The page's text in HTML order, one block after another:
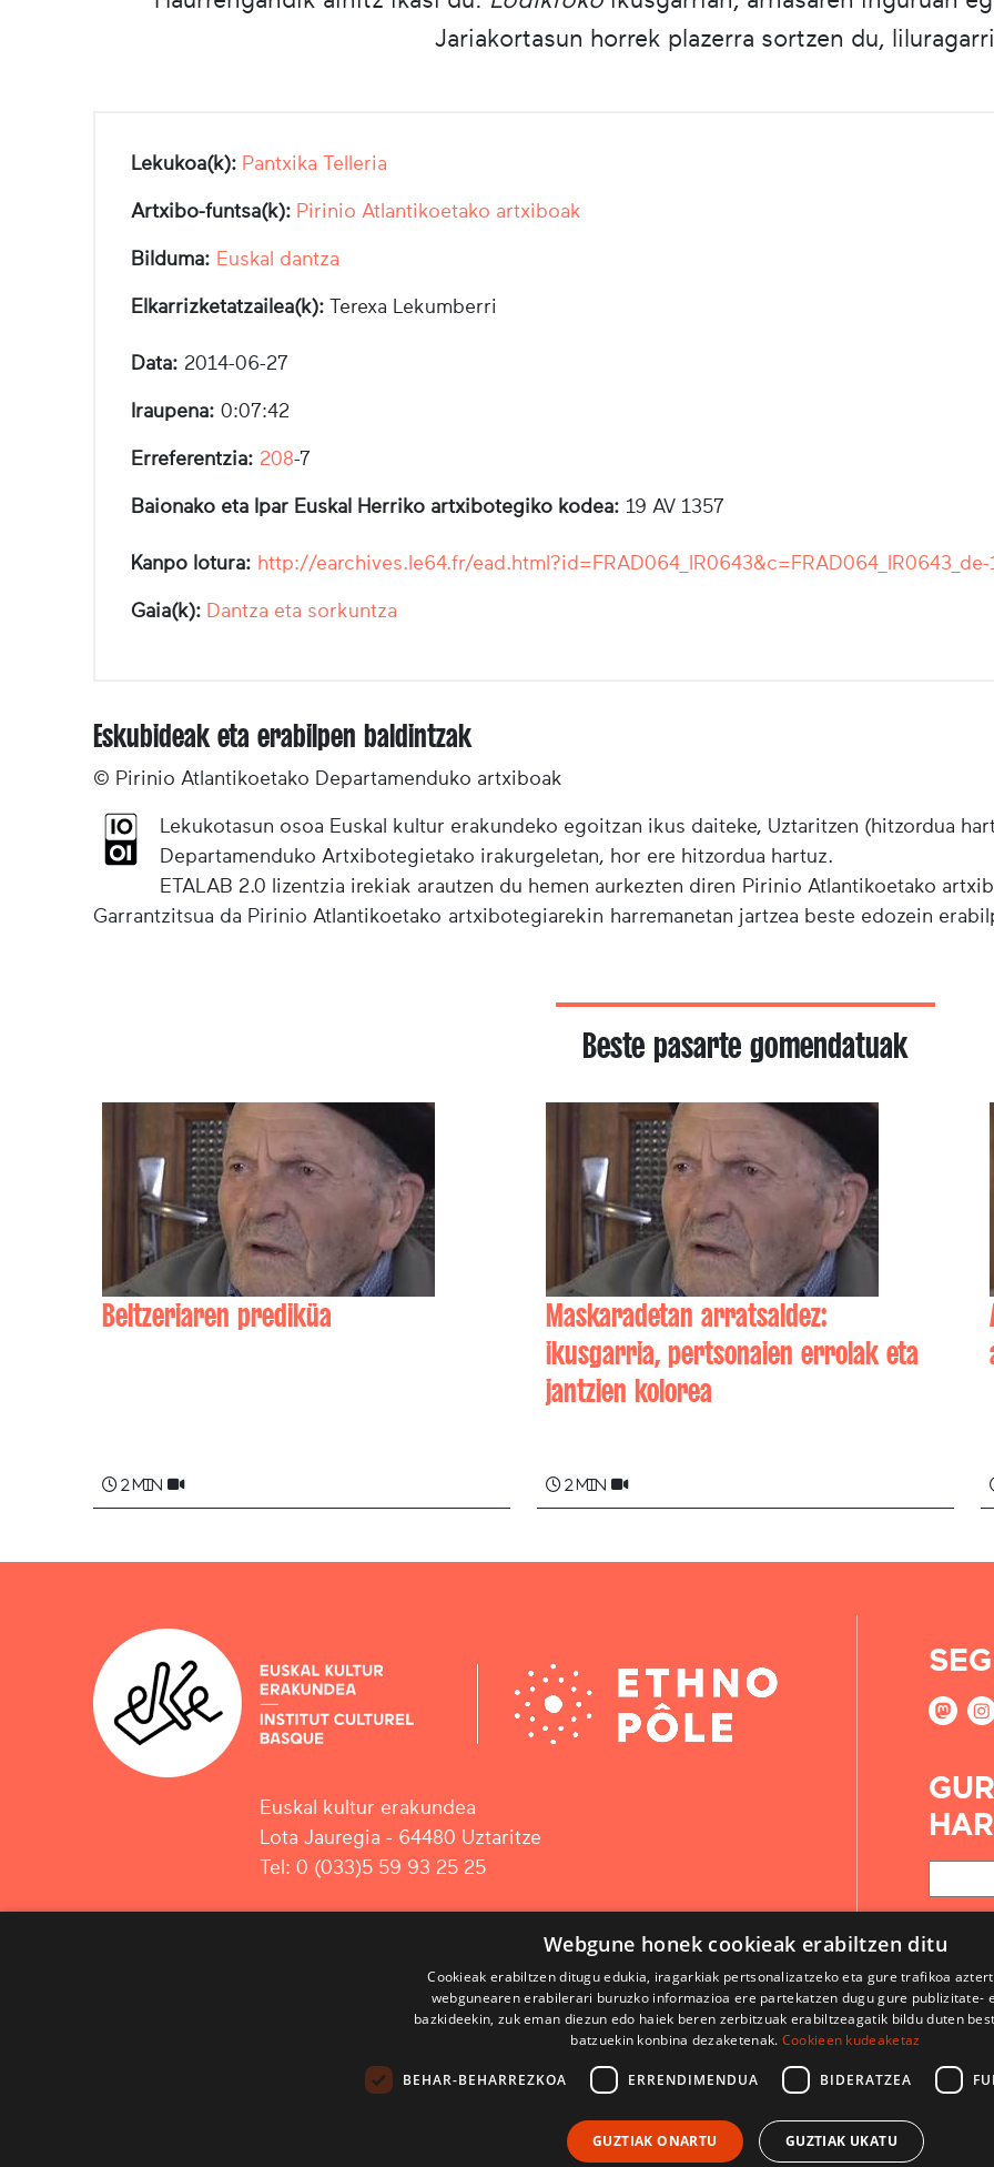
Jariakortasun horrek plazerra sortzen du,
Lekukoa(k): Pantxika Telleria
Artxibo-funtsa(k): Pirinio Atlantikoetako artxiboak
Bilduma: Euskal dantza
Elkarrizketatzailea(k): Terexa Lekumberri
Data: 2014-06-27
Iraupena: 0:07:42
Erreferentzia: 208-7
Baionako eta Ipar Euskal Herriko artxibotegiko kodea: 19 AV 1357
Kanpo lotura: http://earchives.le64.fr/ead.html?id=FRAD064_IR0643&c=FRAD064_IR0643_de-
Gaia(k): Dantza eta sorkuntza
Eskubideak eta erabilpen baldintzak
© Pirinio Atlantikoetako Departamenduko artxiboak
Lekukotasun osoa Euskal kultur erakundeko egoitzan ikus daiteke, Uztaritzen (hitzordua
Departamenduko Artxibotegietako irakurgeletan, hor ere hitzordua hartuz.
ETALAB 2.0 lizentzia irekiak arautzen du hemen aurkezten diren Pirinio Atlantikoetako
Garrantzitsua da Pirinio Atlantikoetako artxibotegiarekin harremanetan jartzea beste edozein
Beste pasarte gomendatuak
Beltzeriaren prediküa
2 min
Maskaradetan arratsaldez:
ikusgarria, pertsonaien errolak eta
jantzien kolorea
2 min
Euskal kultur erakundea
Lota Jauregia - 64480 Uztaritze
Tel: 0 (033)5 59 93 25 25
KONTAKTUA
ERABILPEN BALDINTZAK
Webgune honek cookieak erabiltzen ditu
Cookieak erabiltzen ditugu edukia, iragarkiak pertsonalizatzeko eta gure trafikoa
webgunearen erabilerari buruzko informazioa ere partekatzen dugu gure publizitate-
bazkideekin, zuk eman diezun edo haiek beren zerbitzuak erabiltzeagatik bildu duten
batzuekin konbina dezaketenak. Cookieen kudeaketaz
BEHAR-BEHARREZKOA ERRENDIMENDUA BIDERATZEA
GUZTIAK ONARTU GUZTIAK UKATU